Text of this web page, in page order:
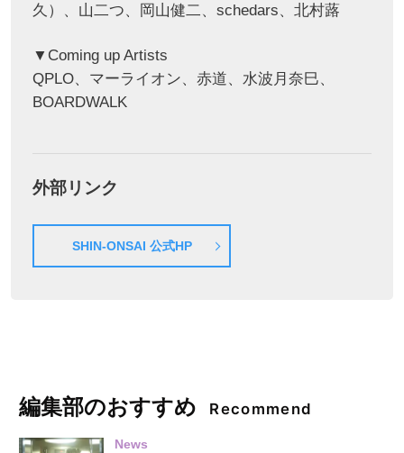
久）、山二つ、岡山健二、schedars、北村蕗
▼Coming up Artists
QPLO、マーライオン、赤道、水波月奈巳、
BOARDWALK
外部リンク
SHIN-ONSAI 公式HP
編集部のおすすめ Recommend
News